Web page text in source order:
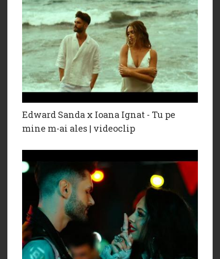
Edward Sanda x Ioana Ignat - Tu pe
mine m-ai ales | videoclip